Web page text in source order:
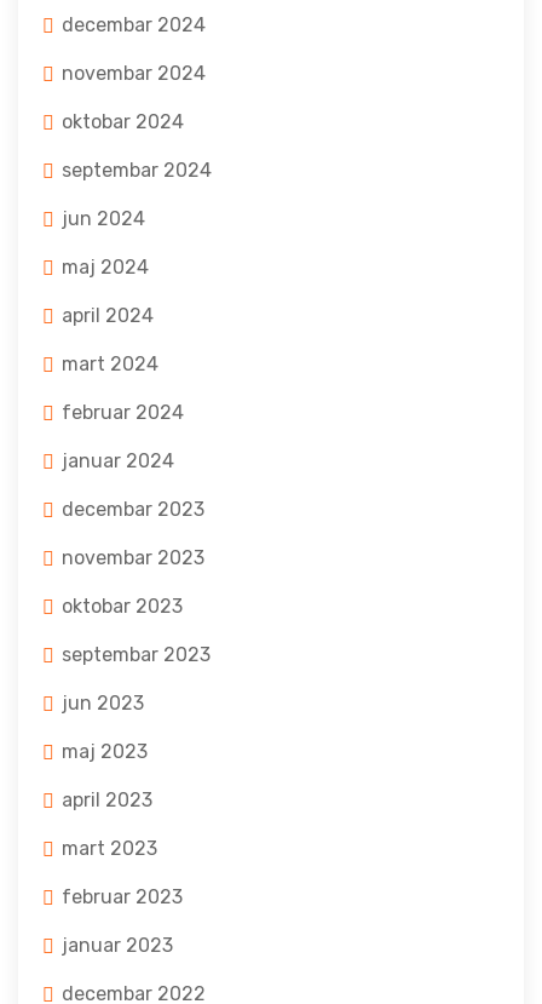
decembar 2024
novembar 2024
oktobar 2024
septembar 2024
jun 2024
maj 2024
april 2024
mart 2024
februar 2024
januar 2024
decembar 2023
novembar 2023
oktobar 2023
septembar 2023
jun 2023
maj 2023
april 2023
mart 2023
februar 2023
januar 2023
decembar 2022